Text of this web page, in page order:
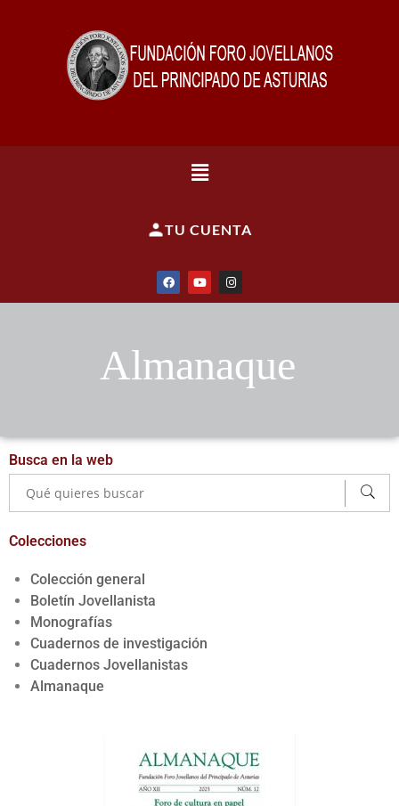
TU CUENTA
Almanaque
Busca en la web
Colecciones
Colección general
Boletín Jovellanista
Monografías
Cuadernos de investigación
Cuadernos Jovellanistas
Almanaque